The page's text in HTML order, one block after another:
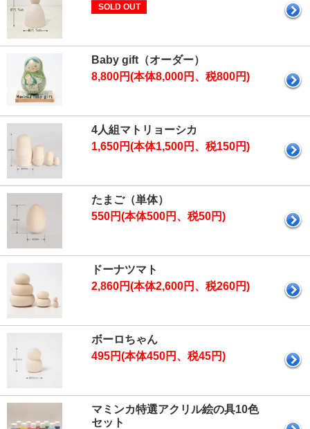
SOLD OUT
Baby gift（オーダー）
8,800円(本体8,000円、税800円)
4人組マトリョーシカ
1,650円(本体1,500円、税150円)
たまご（単体）
550円(本体500円、税50円)
ドーナツマト
2,860円(本体2,600円、税260円)
ボーロちゃん
495円(本体450円、税45円)
マミンカ特選アクリル絵の具10色
セット